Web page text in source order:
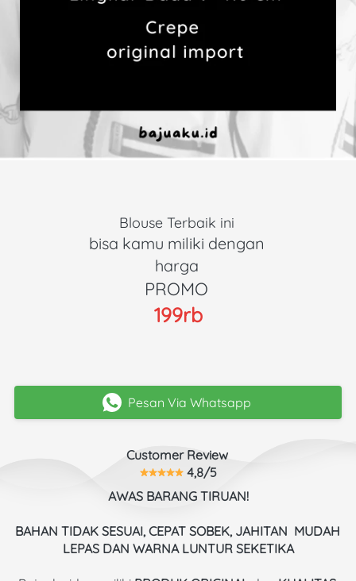
Blouse Terbaik ini
bisa kamu miliki dengan
harga
PROMO
199rb
` Pesan Via Whatsapp
Customer Review
4,8/5
AWAS BARANG TIRUAN!
BAHAN TIDAK SESUAI, CEPAT SOBEK, JAHITAN  MUDAH
LEPAS DAN WARNA LUNTUR SEKETIKA